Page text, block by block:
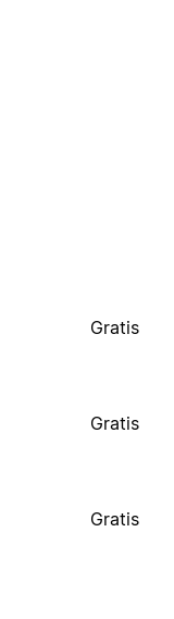
Gratis
Gratis
Gratis